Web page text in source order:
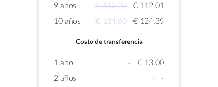
9 años
€ 112.20
€ 112.01
10 años
€ 124.60 € 124.39
Costo de transferencia
1 año -
€ 13.00
2 años
-
-